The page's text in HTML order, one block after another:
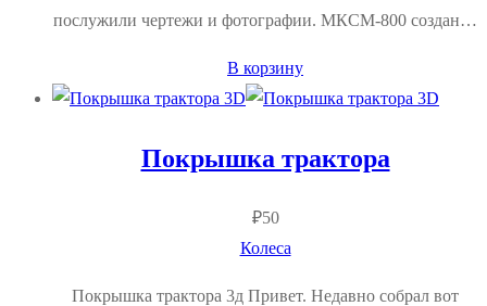
послужили чертежи и фотографии. МКСМ-800 создан…
В корзину
Покрышка трактора
₽50
Колеса
Покрышка трактора 3д Привет. Недавно собрал вот